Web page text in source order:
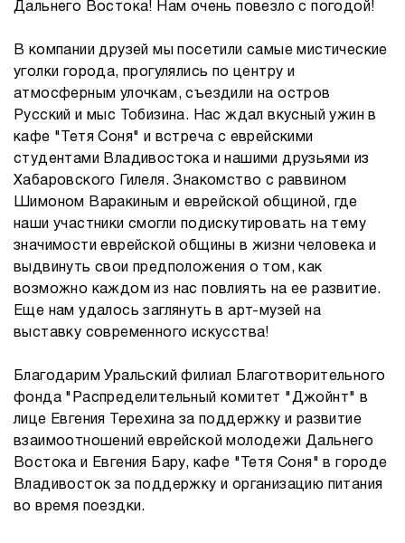
Дальнего Востока! Нам очень повезло с погодой!
В компании друзей мы посетили самые мистические
уголки города, прогулялись по центру и
атмосферным улочкам, съездили на остров
Русский и мыс Тобизина. Нас ждал вкусный ужин в
кафе "Тетя Соня" и встреча с еврейскими
студентами Владивостока и нашими друзьями из
Хабаровского Гилеля. Знакомство с раввином
Шимоном Варакиным и еврейской общиной, где
наши участники смогли подискутировать на тему
значимости еврейской общины в жизни человека и
выдвинуть свои предположения о том, как
возможно каждом из нас повлиять на ее развитие.
Еще нам удалось заглянуть в арт-музей на
выставку современного искусства!
Благодарим Уральский филиал Благотворительного
фонда "Распределительный комитет "Джойнт" в
лице Евгения Терехина за поддержку и развитие
взаимоотношений еврейской молодежи Дальнего
Востока и Евгения Бару, кафе "Тетя Соня" в городе
Владивосток за поддержку и организацию питания
во время поездки.